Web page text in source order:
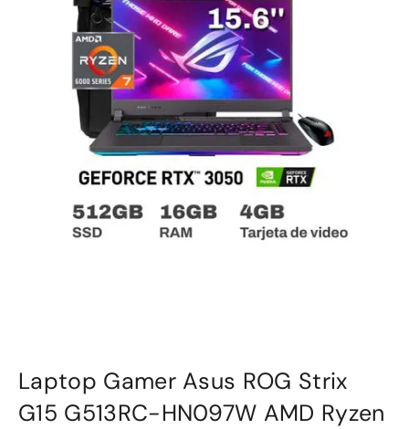
Laptop Gamer Asus ROG Strix
G15 G513RC-HN097W AMD Ryzen